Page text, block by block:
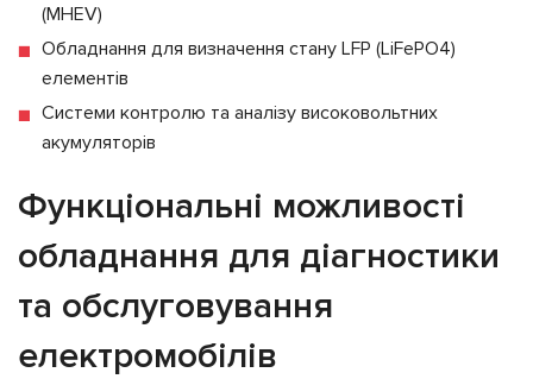
(MHEV)
Обладнання для визначення стану LFP (LiFePO4)
елементів
Системи контролю та аналізу високовольтних
акумуляторів
Функціональні можливості
обладнання для діагностики
та обслуговування
електромобілів